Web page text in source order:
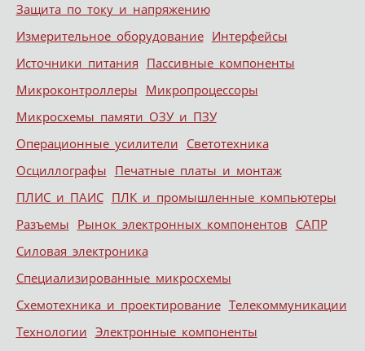
Защита по току и напряжению
Измерительное оборудование Интерфейсы
Источники питания Пассивные компоненты
Микроконтроллеры Микропроцессоры
Микросхемы памяти ОЗУ и ПЗУ
Операционные усилители Светотехника
Осциллографы Печатные платы и монтаж
ПЛИС и ПАИС ПЛК и промышленные компьютеры
Разъемы Рынок электронных компонентов САПР
Силовая электроника
Специализированные микросхемы
Схемотехника и проектирование Телекоммуникации
Технологии Электронные компоненты